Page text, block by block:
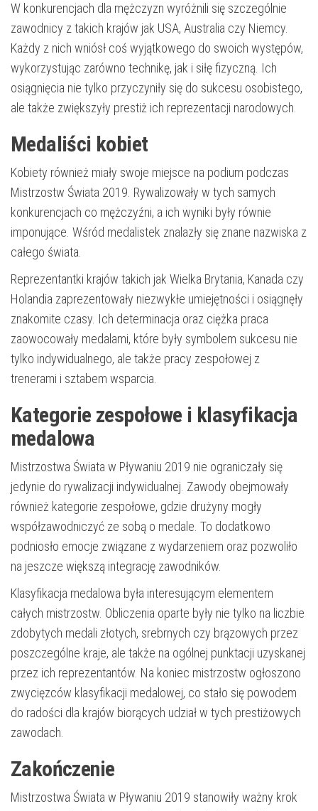
W konkurencjach dla mężczyzn wyróżnili się szczególnie
zawodnicy z takich krajów jak USA, Australia czy Niemcy.
Każdy z nich wniósł coś wyjątkowego do swoich występów,
wykorzystując zarówno technikę, jak i siłę fizyczną. Ich
osiągnięcia nie tylko przyczyniły się do sukcesu osobistego,
ale także zwiększyły prestiż ich reprezentacji narodowych.
Medaliści kobiet
Kobiety również miały swoje miejsce na podium podczas
Mistrzostw Świata 2019. Rywalizowały w tych samych
konkurencjach co mężczyźni, a ich wyniki były równie
imponujące. Wśród medalistek znalazły się znane nazwiska z
całego świata.
Reprezentantki krajów takich jak Wielka Brytania, Kanada czy
Holandia zaprezentowały niezwykłe umiejętności i osiągnęły
znakomite czasy. Ich determinacja oraz ciężka praca
zaowocowały medalami, które były symbolem sukcesu nie
tylko indywidualnego, ale także pracy zespołowej z
trenerami i sztabem wsparcia.
Kategorie zespołowe i klasyfikacja
medalowa
Mistrzostwa Świata w Pływaniu 2019 nie ograniczały się
jedynie do rywalizacji indywidualnej. Zawody obejmowały
również kategorie zespołowe, gdzie drużyny mogły
współzawodniczyć ze sobą o medale. To dodatkowo
podniosło emocje związane z wydarzeniem oraz pozwoliło
na jeszcze większą integrację zawodników.
Klasyfikacja medalowa była interesującym elementem
całych mistrzostw. Obliczenia oparte były nie tylko na liczbie
zdobytych medali złotych, srebrnych czy brązowych przez
poszczególne kraje, ale także na ogólnej punktacji uzyskanej
przez ich reprezentantów. Na koniec mistrzostw ogłoszono
zwycięzców klasyfikacji medalowej, co stało się powodem
do radości dla krajów biorących udział w tych prestiżowych
zawodach.
Zakończenie
Mistrzostwa Świata w Pływaniu 2019 stanowiły ważny krok